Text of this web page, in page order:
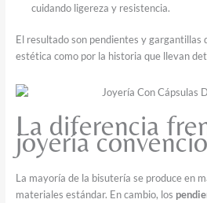
cuidando ligereza y resistencia.
El resultado son pendientes y gargantillas
estética como por la historia que llevan
La diferencia
joyería
La mayoría de la bisutería se produce en
materiales estándar. En cambio, los